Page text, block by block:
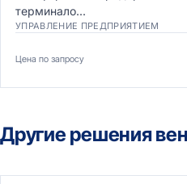
терминало...
УПРАВЛЕНИЕ ПРЕДПРИЯТИЕМ
Цена по запросу
Другие решения